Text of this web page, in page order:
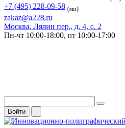
+7 (495) 228-09-58 (мн)
zakaz@a228.ru
Москва, Лялин пер., д. 4, с. 2
Пн-чт 10:00-18:00, пт 10:00-17:00
Войти